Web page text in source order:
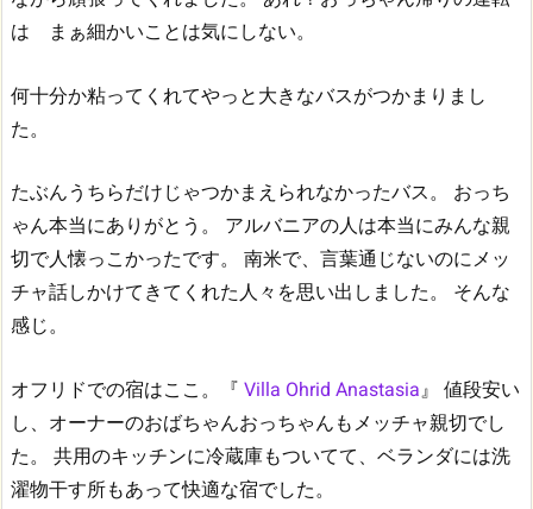
は まぁ細かいことは気にしない。
何十分か粘ってくれてやっと大きなバスがつかまりまし
た。
たぶんうちらだけじゃつかまえられなかったバス。
おっち
ゃん本当にありがとう。
アルバニアの人は本当にみんな親
切で人懐っこかったです。
南米で、言葉通じないのにメッ
チャ話しかけてきてくれた人々を思い出しました。
そんな
感じ。
オフリドでの宿はここ。『 Villa Ohrid Anastasia』
値段安い
し、オーナーのおばちゃんおっちゃんもメッチャ親切でし
た。
共用のキッチンに冷蔵庫もついてて、ベランダには洗
濯物干す所もあって快適な宿でした。